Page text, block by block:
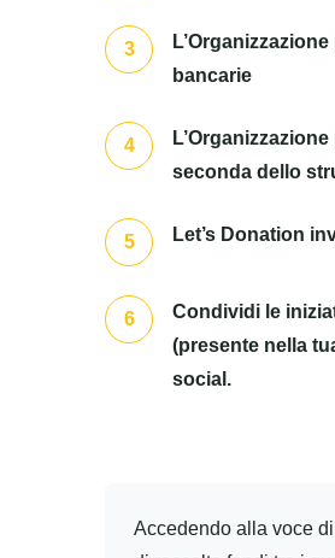
3
bancarie
4
seconda dello
5 Let’s Donation
6
Condividi le
(presente nella
social.
Accedendo alla voce